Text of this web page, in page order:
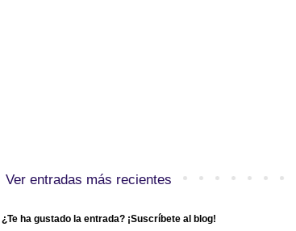
Ver entradas más recientes
¿Te ha gustado la entrada? ¡Suscríbete al blog!